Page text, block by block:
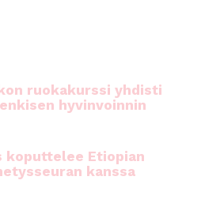
ruokakurssi yhdisti
hyvinvoinnin
koputtelee Etiopian
kanssa